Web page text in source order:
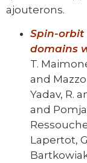
ajouterons.
Spin-
domains
T.
and
Yadav, R.
and
Lapertot,